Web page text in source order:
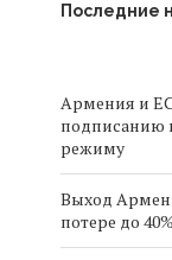
Последние
Армения и
подписанию
режиму
Выход
потере до